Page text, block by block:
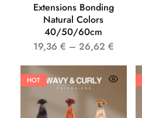
Extensions Bonding
Natural Colors
40/50/60cm
19,36 € – 26,62 €
HOT